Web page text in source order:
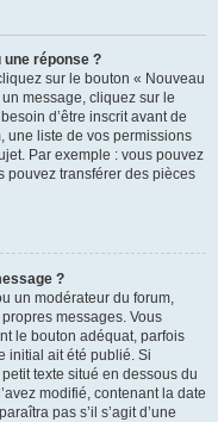
une réponse ?
sur le bouton « Nouveau
message, cliquez sur le
d’être inscrit avant de
une liste de vos permissions
Par exemple : vous pouvez
pouvez transférer des pièces
?
un modérateur du forum,
messages. Vous
le bouton adéquat, parfois
initial ait été publié. Si
texte situé en dessous du
modifié, contenant la date
pas s’il s’agit d’une